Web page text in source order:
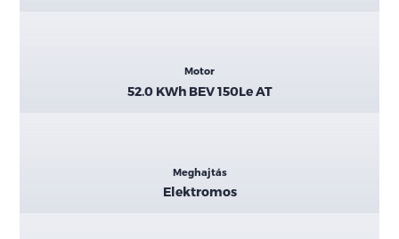
Motor
52.0 KWh BEV 150Le AT
Meghajtás
Elektromos